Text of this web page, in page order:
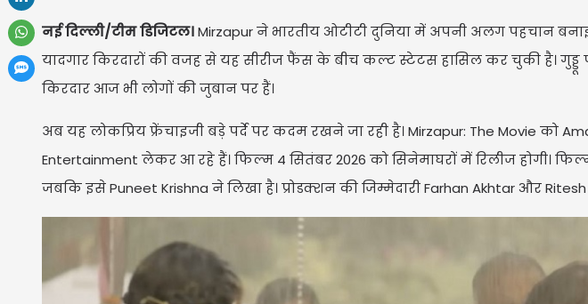
नई दिल्ली/टीम डिजिटल।Mirzapur ने भारतीय ओटीटी दुनिया में अपनी अलग पहचान
यादगार किरदारों की वजह से यह सीरीज फैंस के बीच कल्ट स्टेटस हासिल कर चुकी है।
किरदार आज भी लोगों की जुबान पर हैं।
अब यह लोकप्रिय फ्रेंचाइजी बड़े पर्दे पर कदम रखने जा रही है। Mirzapur: The Movie को
Entertainment लेकर आ रहे हैं। फिल्म 4 सितंबर 2026 को सिनेमाघरों में रिलीज होगी।
जबकि इसे Puneet Krishna ने लिखा है। प्रोडक्शन की जिम्मेदारी Farhan Akhtar और